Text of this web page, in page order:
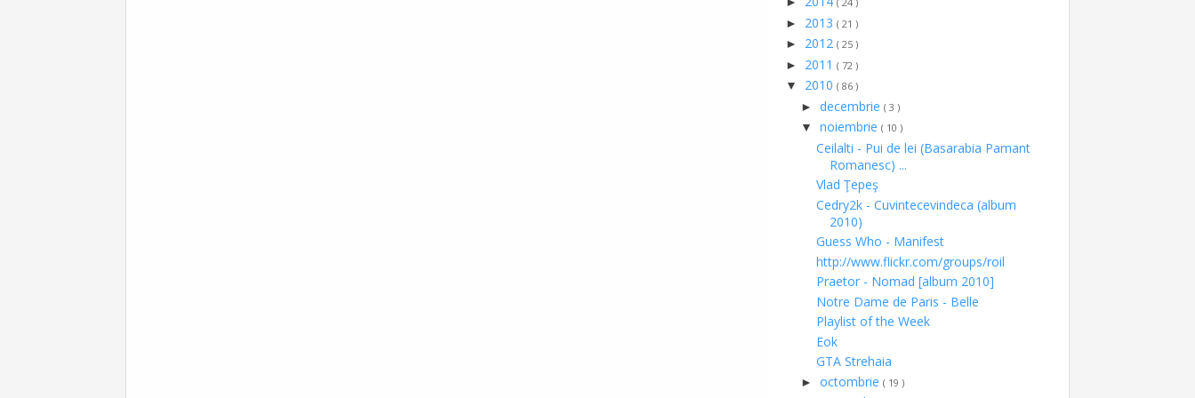
► 2013 ( 21 )
► 2012 ( 25 )
► 2011 ( 72 )
▼ 2010 ( 86 )
► decembrie ( 3 )
▼ noiembrie ( 10 )
Ceilalti - Pui de lei (Basarabia Pamant
Romanesc) ...
Vlad Ţepeş
Cedry2k - Cuvintecevindeca (album
2010)
Guess Who - Manifest
http://www.flickr.com/groups/roil
Praetor - Nomad [album 2010]
Notre Dame de Paris - Belle
Playlist of the Week
Eok
GTA Strehaia
► octombrie ( 19 )